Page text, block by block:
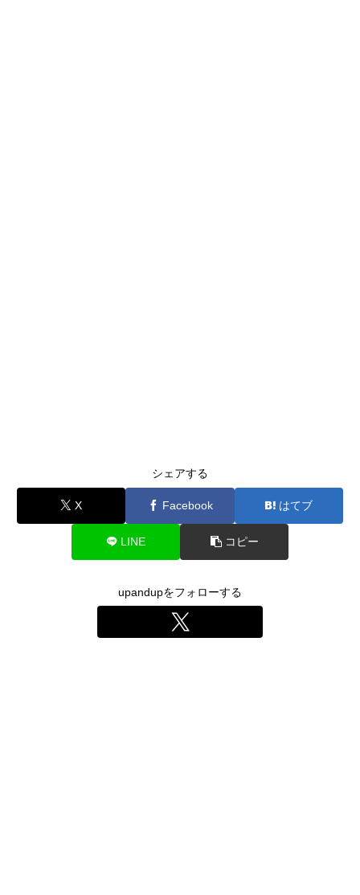
シェアする
X Facebook はてブ
LINE コピー
upandupをフォローする